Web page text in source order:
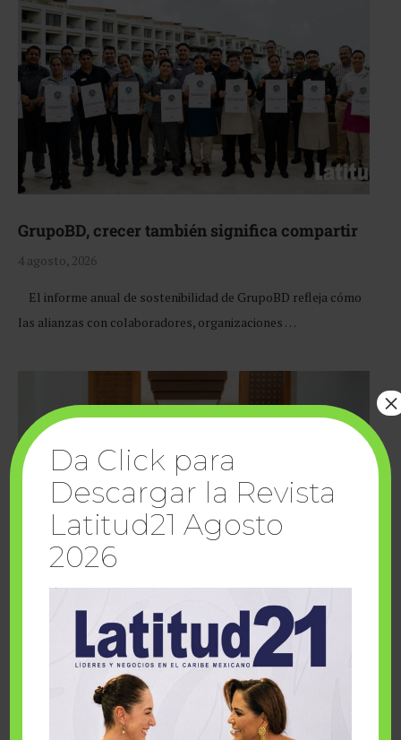
GrupoBD, crecer también significa compartir
4 agosto, 2026
El informe anual de sostenibilidad de GrupoBD refleja cómo
las alianzas con colaboradores, organizaciones …
Cuando la solidaridad inspira; cumplen
sueños Fairmont Mayakoba y Make-A-Wish
Da Click para
Descargar la Revista
Latitud21 Agosto
2026
×